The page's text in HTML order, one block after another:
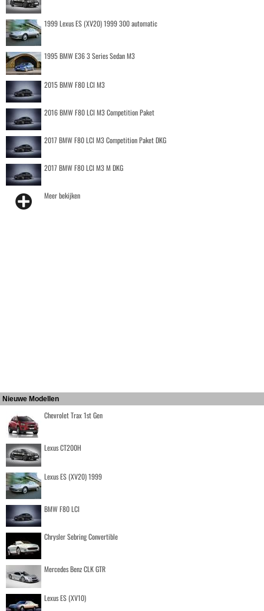
1999 Lexus ES (XV20) 1999 300 automatic
1995 BMW E36 3 Series Sedan M3
2015 BMW F80 LCI M3
2016 BMW F80 LCI M3 Competition Paket
2017 BMW F80 LCI M3 Competition Paket DKG
2017 BMW F80 LCI M3 M DKG
Meer bekijken
Nieuwe Modellen
Chevrolet Trax 1st Gen
Lexus CT200H
Lexus ES (XV20) 1999
BMW F80 LCI
Chrysler Sebring Convertible
Mercedes Benz CLK GTR
Lexus ES (XV10)